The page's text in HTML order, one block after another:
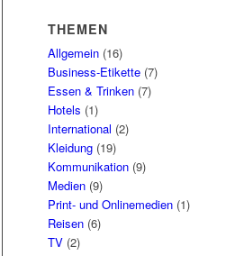
THEMEN
Allgemein (16)
Business-Etikette (7)
Essen & Trinken (7)
Hotels (1)
International (2)
Kleidung (19)
Kommunikation (9)
Medien (9)
Print- und Onlinemedien (1)
Reisen (6)
TV (2)